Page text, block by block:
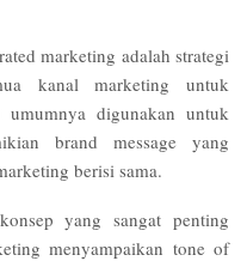
marketing adalah strategi
kanal marketing untuk
digunakan untuk
brand message yang
berisi sama.
yang sangat penting
menyampaikan tone of